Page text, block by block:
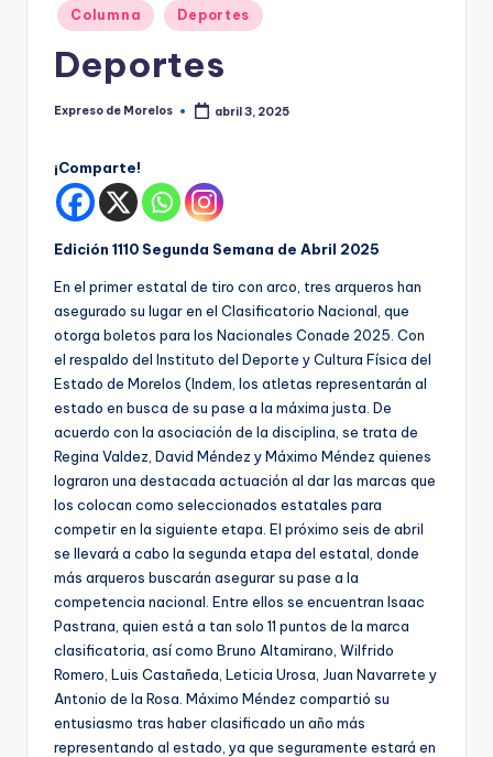
el
Publicado
en
Columna Deportes
Deportes
Publicado
Expreso de Morelos abril 3, 2025
¡Comparte!
Edición 1110 Segunda Semana de Abril 2025
En el primer estatal de tiro con arco, tres arqueros han
asegurado su lugar en el Clasificatorio Nacional, que
otorga boletos para los Nacionales Conade 2025. Con
el respaldo del Instituto del Deporte y Cultura Física del
Estado de Morelos (Indem, los atletas representarán al
estado en busca de su pase a la máxima justa. De
acuerdo con la asociación de la disciplina, se trata de
Regina Valdez, David Méndez y Máximo Méndez quienes
lograron una destacada actuación al dar las marcas que
los colocan como seleccionados estatales para
competir en la siguiente etapa. El próximo seis de abril
se llevará a cabo la segunda etapa del estatal, donde
más arqueros buscarán asegurar su pase a la
competencia nacional. Entre ellos se encuentran Isaac
Pastrana, quien está a tan solo 11 puntos de la marca
clasificatoria, así como Bruno Altamirano, Wilfrido
Romero, Luis Castañeda, Leticia Urosa, Juan Navarrete y
Antonio de la Rosa. Máximo Méndez compartió su
entusiasmo tras haber clasificado un año más
representando al estado, ya que seguramente estará en